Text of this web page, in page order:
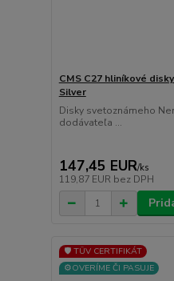
CMS C27 hliníkové
Silver
Disky svetoznámeho
dodávateľa ...
147,45 EUR/ks
119,87 EUR bez DPH
🛡️ TÜV CERTIFIKÁT
⚙️OVERÍME ČI PASUJE